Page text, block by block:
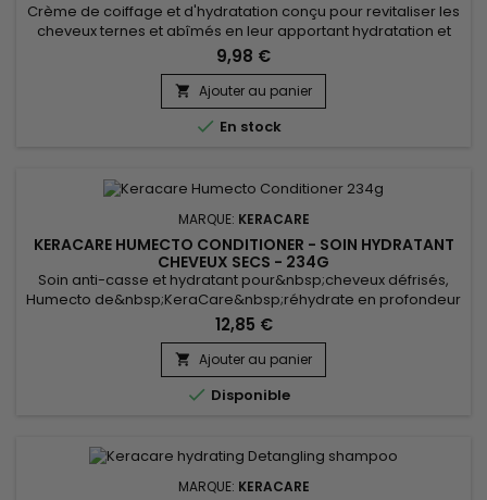
Crème de coiffage et d'hydratation conçu pour revitaliser les
cheveux ternes et abîmés en leur apportant hydratation et
nutrition. Enrichi en huile de ricin et en huile de jojoba
réputées pour leurs propriétés nourrissantes et hydratantes,
ce produit offre une hydratation en profondeur, adoucit les
cheveux, leur donne de la brillance et améliore leur...
9,98 €
 Ajouter au panier
 En stock
MARQUE: KERACARE
KERACARE HUMECTO CONDITIONER - SOIN HYDRATANT
CHEVEUX SECS - 234G
Soin anti-casse et hydratant pour&nbsp;cheveux défrisés,
Humecto de&nbsp;KeraCare&nbsp;réhydrate en profondeur
et améliore la porosité des cuticules. &nbsp;Humecto fortifie
les cheveux cassants, leur donne douceur, maniabilité et
brillance. &nbsp;Cette formule au parfum super agréable
de&nbsp;KeraCare&nbsp;contribue réellement à prévenir
les pointes...
12,85 €
 Ajouter au panier
 Disponible
MARQUE: KERACARE